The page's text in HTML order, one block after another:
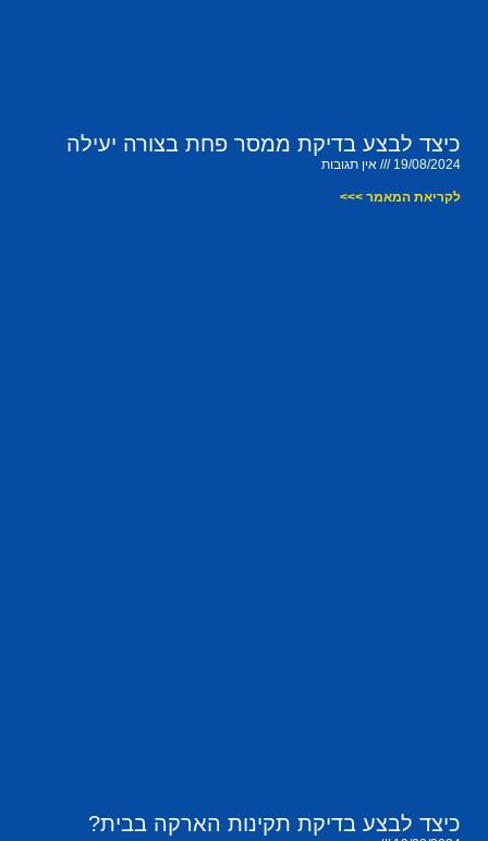
כיצד לבצע בדיקת ממסר פחת בצורה יעילה
19/08/2024 אין תגובות
לקריאת המאמר >>>
כיצד לבצע בדיקת תקינות הארקה בבית?